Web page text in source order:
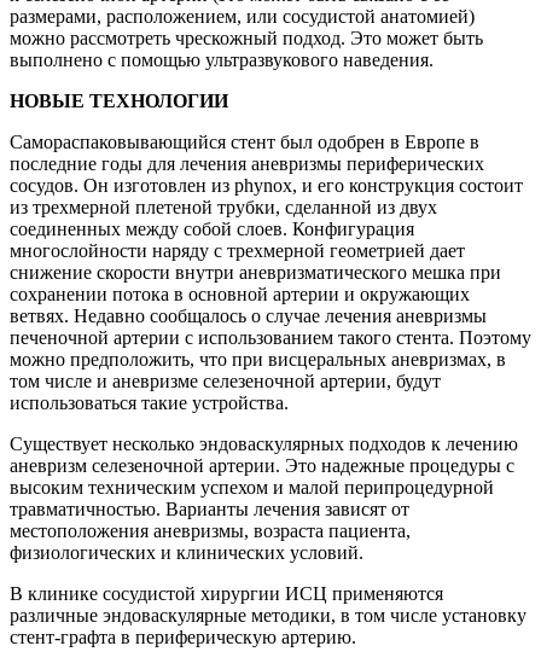
размерами, расположением, или сосудистой анатомией)
можно рассмотреть чрескожный подход. Это может быть
выполнено с помощью ультразвукового наведения.
НОВЫЕ ТЕХНОЛОГИИ
Самораспаковывающийся стент был одобрен в Европе в
последние годы для лечения аневризмы периферических
сосудов. Он изготовлен из phynox, и его конструкция состоит
из трехмерной плетеной трубки, сделанной из двух
соединенных между собой слоев. Конфигурация
многослойности наряду с трехмерной геометрией дает
снижение скорости внутри аневризматического мешка при
сохранении потока в основной артерии и окружающих
ветвях. Недавно сообщалось о случае лечения аневризмы
печеночной артерии с использованием такого стента. Поэтому
можно предположить, что при висцеральных аневризмах, в
том числе и аневризме селезеночной артерии, будут
использоваться такие устройства.
Существует несколько эндоваскулярных подходов к лечению
аневризм селезеночной артерии. Это надежные процедуры с
высоким техническим успехом и малой перипроцедурной
травматичностью. Варианты лечения зависят от
местоположения аневризмы, возраста пациента,
физиологических и клинических условий.
В клинике сосудистой хирургии ИСЦ применяются
различные эндоваскулярные методики, в том числе установку
стент-графта в периферическую артерию.